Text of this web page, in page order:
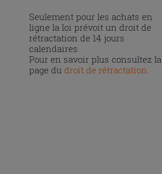
Seulement pour les achats en
ligne la loi prévoit un droit de
rétractation de 14 jours
calendaires.
Pour en savoir plus consultez la
page dudroit de rétractation.